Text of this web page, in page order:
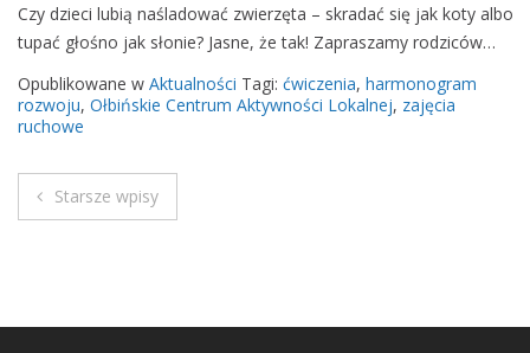
k
s
o
C
z
a
s
t
Czy dzieci lubią naśladować zwierzęta – skradać się jak koty albo
tupać głośno jak słonie? Jasne, że tak! Zapraszamy rodziców…
Opublikowane w Aktualności Tagi: ćwiczenia, harmonogram
rozwoju, Ołbińskie Centrum Aktywności Lokalnej, zajęcia
ruchowe
N
w
Starsze wpisy